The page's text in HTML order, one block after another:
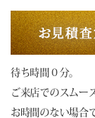
待ち時間０分。
ご来店でのスムー
お時間のない場合